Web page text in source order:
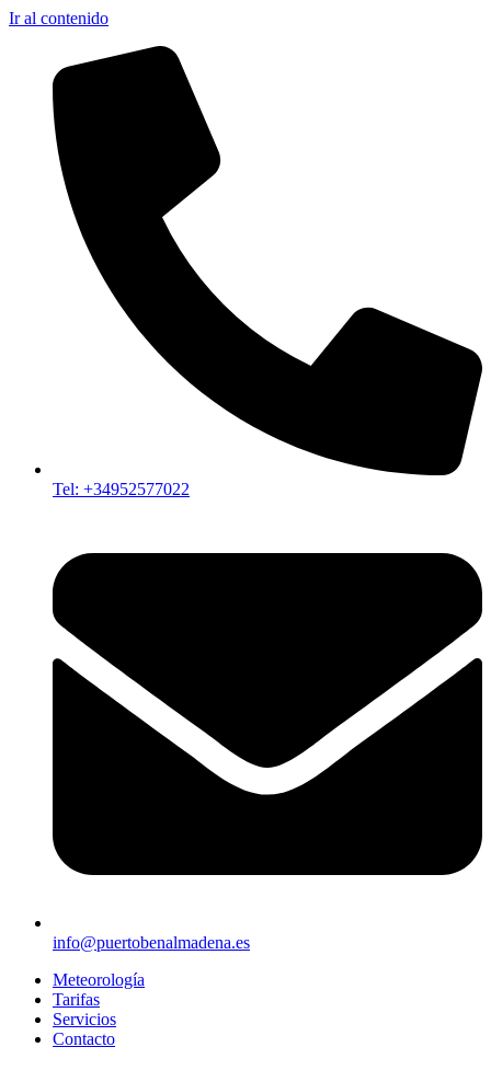
Ir al contenido
Tel: +34952577022
info@puertobenalmadena.es
Meteorología
Tarifas
Servicios
Contacto